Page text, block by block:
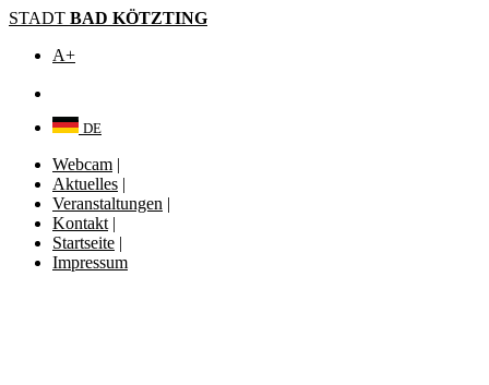
STADT BAD KÖTZTING
A+
DE
Webcam |
Aktuelles |
Veranstaltungen |
Kontakt |
Startseite |
Impressum